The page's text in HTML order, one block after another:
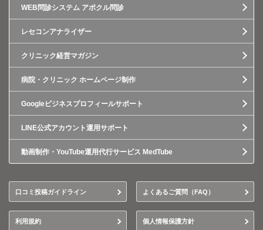
WEB問診システム アポクル問診
レセコンアナライザー
クリニック経営マガジン
病院・クリニック ホームページ制作
Googleビジネスプロフィールサポート
LINE公式アカウント運用サポート
動画制作・YouTube運用代行サービス MedTube
口コミ投稿ガイドライン よくあるご質問（FAQ）
利用規約 個人情報保護方針